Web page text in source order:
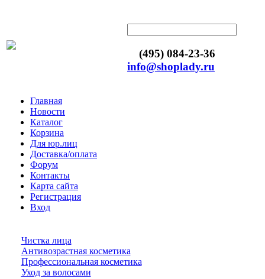
(495) 084-23-36
info@shoplady.ru
Главная
Новости
Каталог
Корзина
Для юр.лиц
Доставка/оплата
Форум
Контакты
Карта сайта
Регистрация
Вход
Чистка лица
Антивозрастная косметика
Профессиональная косметика
Уход за волосами